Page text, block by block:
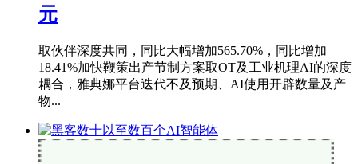
元
取伙伴深度共同，同比大幅增加565.70%，同比增加
18.41%加快鞭策出产节制方案取OT及工业机理AI的深度
耦合，雅典娜平台迭代不及预期、AI使用开辟数量及产
物...